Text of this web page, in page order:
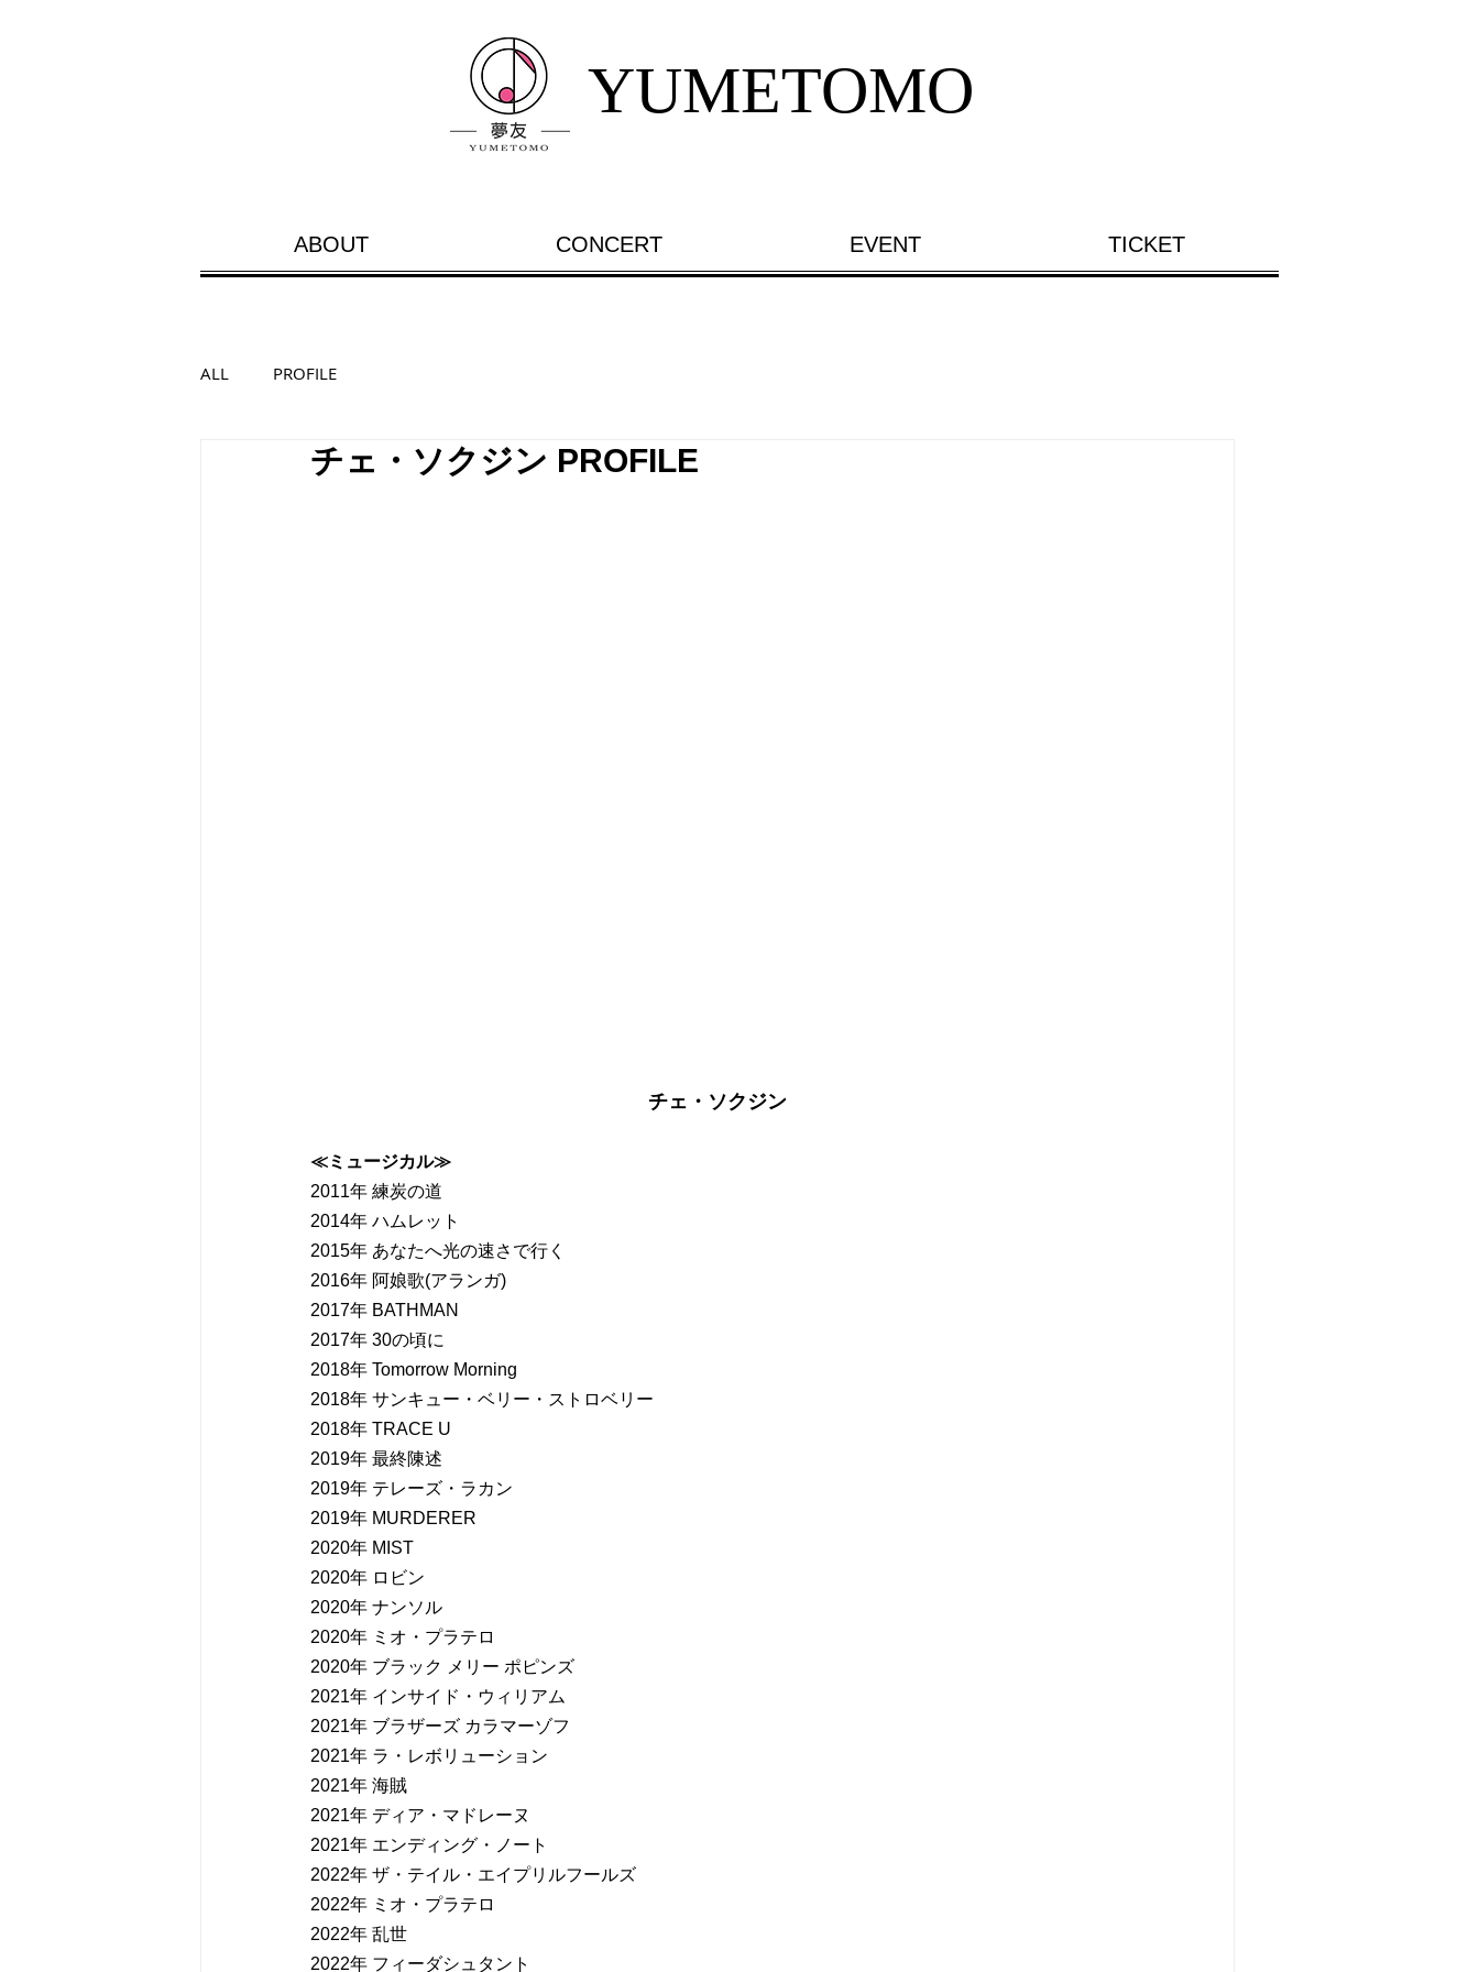
YUMETOMO
ABOUT CONCERT EVENT TICKET
ALL PROFILE
チェ・ソクジン PROFILE
チェ・ソクジン
≪ミュージカル≫
2011年 練炭の道
2014年 ハムレット
2015年 あなたへ光の速さで行く
2016年 阿娘歌(アランガ)
2017年 BATHMAN
2017年 30の頃に
2018年 Tomorrow Morning
2018年 サンキュー・ベリー・ストロベリー
2018年 TRACE U
2019年 最終陳述
2019年 テレーズ・ラカン
2019年 MURDERER
2020年 MIST
2020年 ロビン
2020年 ナンソル
2020年 ミオ・プラテロ
2020年 ブラック メリー ポピンズ
2021年 インサイド・ウィリアム
2021年 ブラザーズ カラマーゾフ
2021年 ラ・レボリューション
2021年 海賊
2021年 ディア・マドレーヌ
2021年 エンディング・ノート
2022年 ザ・テイル・エイプリルフールズ
2022年 ミオ・プラテロ
2022年 乱世
2022年 フィーダシュタント